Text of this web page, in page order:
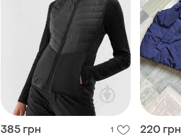
385 грн 1 220 грн